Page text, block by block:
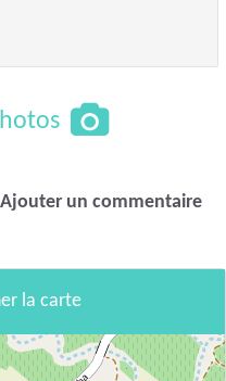
Ajouter un commentaire
la carte